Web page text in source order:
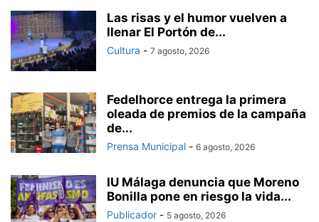
Las risas y el humor vuelven a
llenar El Portón de...
Cultura - 7 agosto, 2026
Fedelhorce entrega la primera
oleada de premios de la campaña
de...
Prensa Municipal - 6 agosto, 2026
IU Málaga denuncia que Moreno
Bonilla pone en riesgo la vida...
Publicador - 5 agosto, 2026